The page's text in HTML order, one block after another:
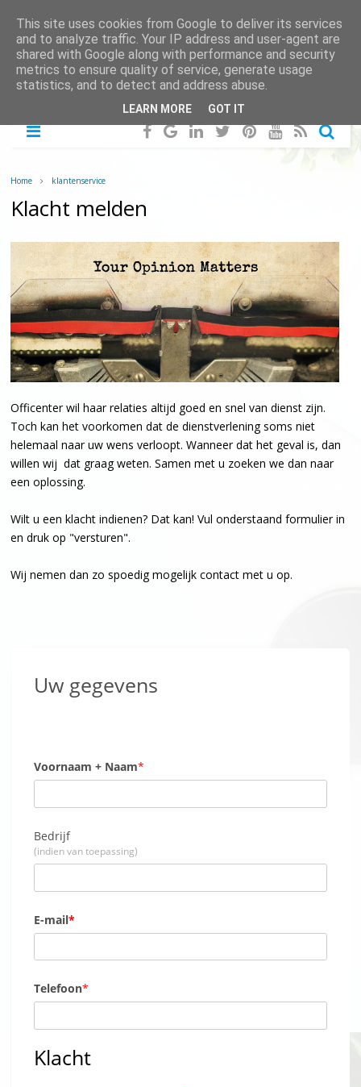
Home klantenservice
Klacht melden
Officenter wil haar relaties altijd goed en snel van dienst zijn.
Toch kan het voorkomen dat de dienstverlening soms niet
helemaal naar uw wens verloopt. Wanneer dat het geval is, dan
willen wij dat graag weten. Samen met u zoeken we dan naar
een oplossing.
Wilt u een klacht indienen? Dat kan! Vul onderstaand formulier in
en druk op "versturen".
Wij nemen dan zo spoedig mogelijk contact met u op.
This site uses cookies from Google to deliver its services
and to analyze traffic. Your IP address and user-agent are
shared with Google along with performance and security
metrics to ensure quality of service, generate usage
statistics, and to detect and address abuse.
LEARN MORE GOT IT